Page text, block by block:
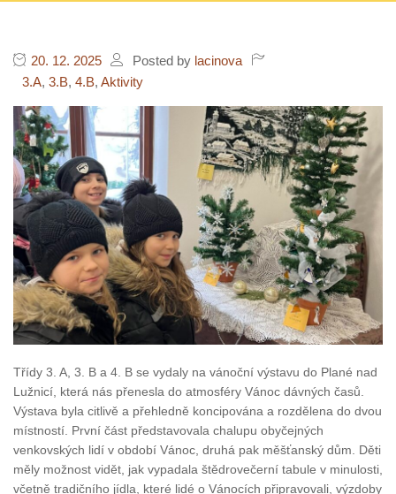
20. 12. 2025 Posted by lacinova
3.A, 3.B, 4.B, Aktivity
Třídy 3. A, 3. B a 4. B se vydaly na vánoční výstavu do Plané nad
Lužnicí, která nás přenesla do atmosféry Vánoc dávných časů.
Výstava byla citlivě a přehledně koncipována a rozdělena do dvou
místností. První část představovala chalupu obyčejných
venkovských lidí v období Vánoc, druhá pak měšťanský dům. Děti
měly možnost vidět, jak vypadala štědrovečerní tabule v minulosti,
včetně tradičního jídla, které lidé o Vánocích připravovali, výzdoby